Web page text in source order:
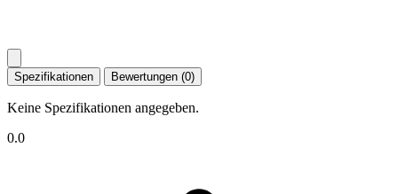
Spezifikationen Bewertungen (0)
Keine Spezifikationen angegeben.
0.0